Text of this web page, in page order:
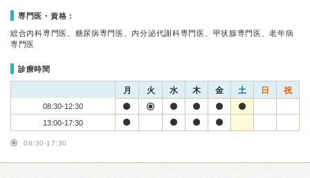
専門医・資格：
総合内科専門医、糖尿病専門医、内分泌代謝科専門医、甲状腺専門医、老年病
専門医
診療時間
月 火 水 木 金 土 日 祝
08:30-12:30
13:00-17:30
08:30-17:30